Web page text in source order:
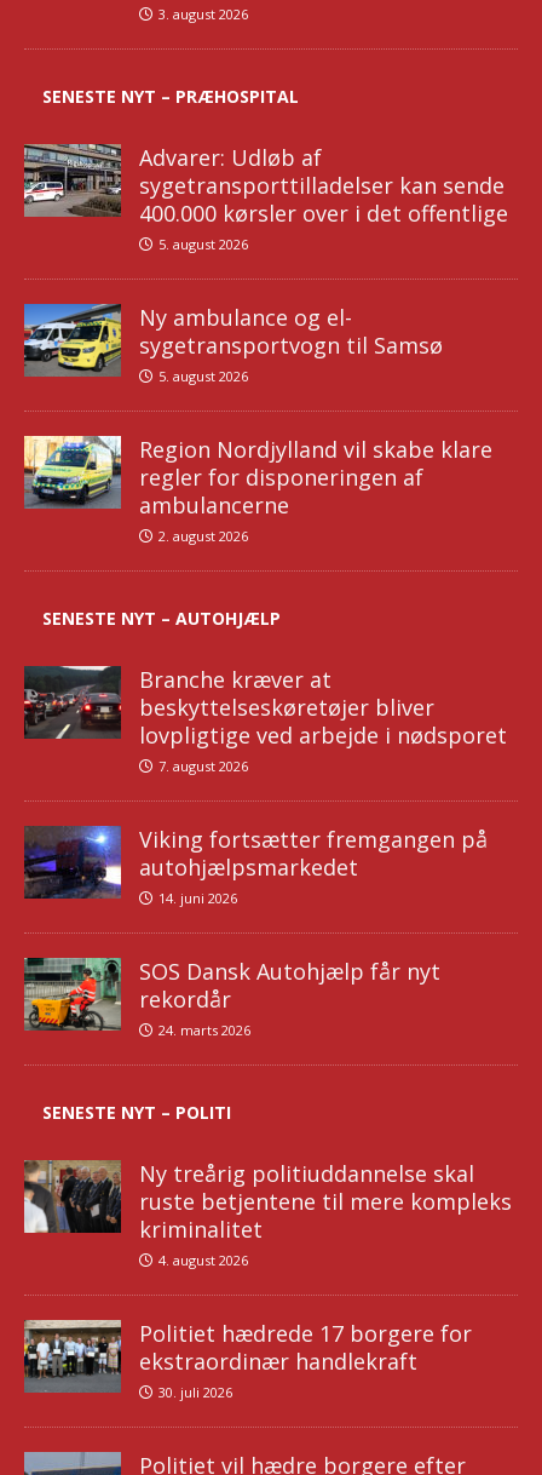
3. august 2026
SENESTE NYT – PRÆHOSPITAL
Advarer: Udløb af
sygetransporttilladelser kan sende
400.000 kørsler over i det offentlige
5. august 2026
Ny ambulance og el-
sygetransportvogn til Samsø
5. august 2026
Region Nordjylland vil skabe klare
regler for disponeringen af
ambulancerne
2. august 2026
SENESTE NYT – AUTOHJÆLP
Branche kræver at
beskyttelseskøretøjer bliver
lovpligtige ved arbejde i nødsporet
7. august 2026
Viking fortsætter fremgangen på
autohjælpsmarkedet
14. juni 2026
SOS Dansk Autohjælp får nyt
rekordår
24. marts 2026
SENESTE NYT – POLITI
Ny treårig politiuddannelse skal
ruste betjentene til mere kompleks
kriminalitet
4. august 2026
Politiet hædrede 17 borgere for
ekstraordinær handlekraft
30. juli 2026
Politiet vil hædre borgere efter